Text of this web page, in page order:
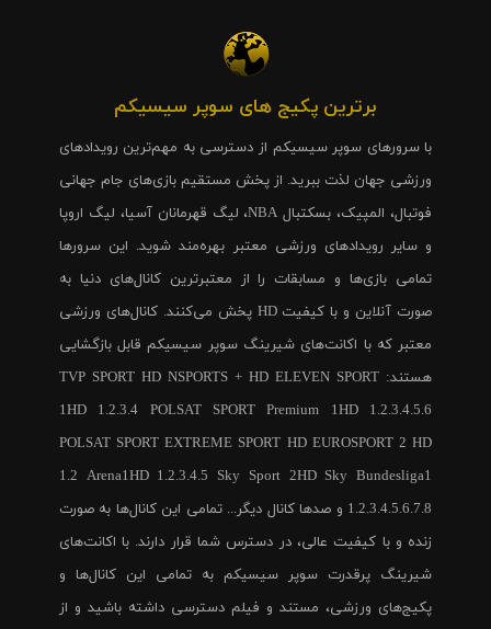
برترین پکیج های سوپر سیسیکم
با سرورهای سوپر سیسیکم از دسترسی به مهم‌ترین رویدادهای
ورزشی جهان لذت ببرید. از پخش مستقیم بازی‌های جام جهانی
فوتبال، المپیک، بسکتبال NBA، لیگ قهرمانان آسیا، لیگ اروپا
و سایر رویدادهای ورزشی معتبر بهره‌مند شوید. این سرورها
تمامی بازی‌ها و مسابقات را از معتبرترین کانال‌های دنیا به
صورت آنلاین و با کیفیت HD پخش می‌کنند. کانال‌های ورزشی
معتبر که با اکانت‌های شیرینگ سوپر سیسیکم قابل بازگشایی
هستند: TVP SPORT HD NSPORTS + HD ELEVEN SPORT
1HD 1.2.3.4 POLSAT SPORT Premium 1HD 1.2.3.4.5.6
POLSAT SPORT EXTREME SPORT HD EUROSPORT 2 HD
1.2 Arena1HD 1.2.3.4.5 Sky Sport 2HD Sky Bundesliga1
1.2.3.4.5.6.7.8 و صدها کانال دیگر... تمامی این کانال‌ها به صورت
زنده و با کیفیت عالی، در دسترس شما قرار دارند. با اکانت‌های
شیرینگ پرقدرت سوپر سیسیکم به تمامی این کانال‌ها و
پکیج‌های ورزشی، مستند و فیلم دسترسی داشته باشید و از